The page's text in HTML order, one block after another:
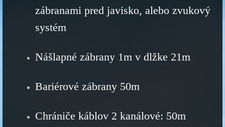
zábranami pred javisko, alebo zvukový
systém
Nášlapné zábrany 1m v dlžke 21m
Bariérové zábrany 50m
Chrániče káblov 2 kanálové: 50m